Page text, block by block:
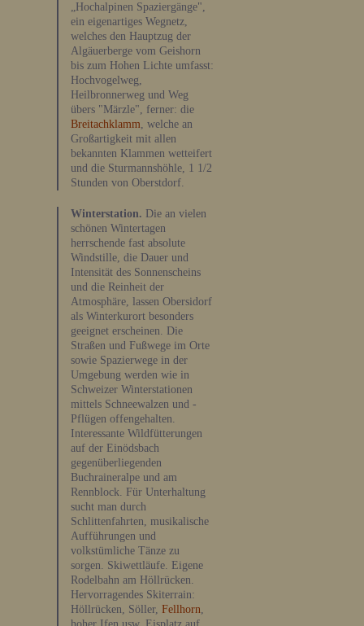
„Hochalpinen Spaziergänge",
ein eigenartiges Wegnetz,
welches den Hauptzug der
Algäuerberge vom Geishorn
bis zum Hohen Lichte umfasst:
Hochvogelweg,
Heilbronnerweg und Weg
übers "Märzle", ferner: die
Breitachklamm, welche an
Großartigkeit mit allen
bekannten Klammen wetteifert
und die Sturmannshöhle, 1 1/2
Stunden von Oberstdorf.
Winterstation. Die an vielen
schönen Wintertagen
herrschende fast absolute
Windstille, die Dauer und
Intensität des Sonnenscheins
und die Reinheit der
Atmosphäre, lassen Obersidorf
als Winterkurort besonders
geeignet erscheinen. Die
Straßen und Fußwege im Orte
sowie Spazierwege in der
Umgebung werden wie in
Schweizer Winterstationen
mittels Schneewalzen und -
Pflügen offengehalten.
Interessante Wildfütterungen
auf der Einödsbach
gegenüberliegenden
Buchraineralpe und am
Rennblock. Für Unterhaltung
sucht man durch
Schlittenfahrten, musikalische
Aufführungen und
volkstümliche Tänze zu
sorgen. Skiwettläufe. Eigene
Rodelbahn am Höllrücken.
Hervorragendes Skiterrain:
Höllrücken, Söller, Fellhorn,